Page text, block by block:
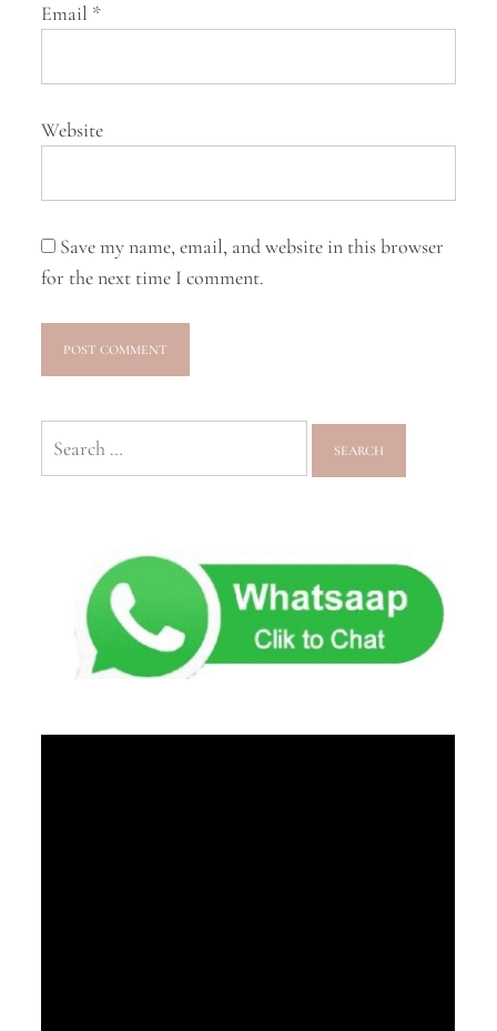
Email *
Website
Save my name, email, and website in this browser
for the next time I comment.